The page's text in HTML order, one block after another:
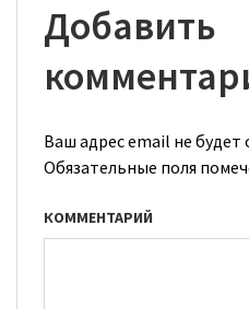
Добавить
Ваш адрес email не будет
Обязательные поля
КОММЕНТАРИЙ